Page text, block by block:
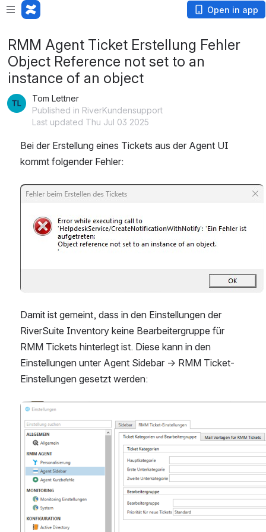
Open in app
RMM Agent Ticket Erstellung Fehler
Object Reference not set to an
instance of an object
Tom Lettner
Published in RiverKundensupport
Last updated Thu Jul 03 2025
Bei der Erstellung eines Tickets aus der Agent UI
kommt folgender Fehler:
Open
Damit ist gemeint, dass in den Einstellungen der
RiverSuite Inventory keine Bearbeitergruppe für
RMM Tickets hinterlegt ist. Diese kann in den
Einstellungen unter Agent Sidebar → RMM Ticket-
Einstellungen gesetzt werden:
Open